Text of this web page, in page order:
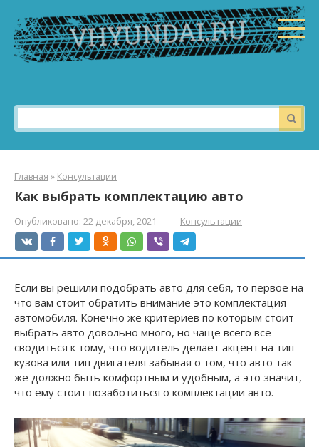
контенту
Поиск:
Главная » Консультации
Как выбрать комплектацию авто
Опубликовано: 22 декабря, 2021 Консультации
Если вы решили подобрать авто для себя, то первое на
что вам стоит обратить внимание это комплектация
автомобиля. Конечно же критериев по которым стоит
выбрать авто довольно много, но чаще всего все
сводиться к тому, что водитель делает акцент на тип
кузова или тип двигателя забывая о том, что авто так
же должно быть комфортным и удобным, а это значит,
что ему стоит позаботиться о комплектации авто.